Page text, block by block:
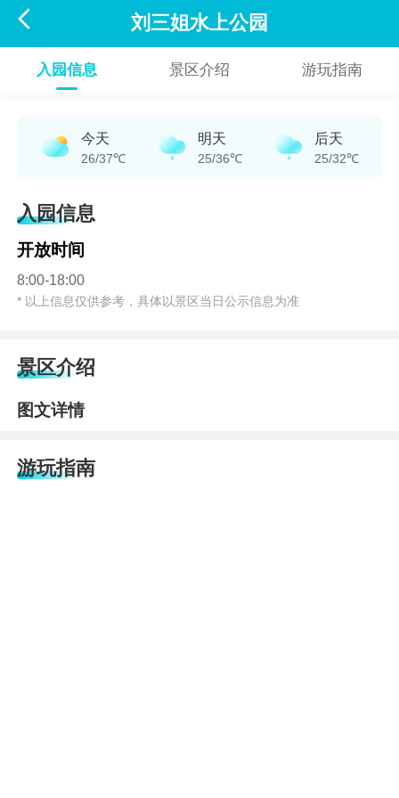
 刘三姐水上公园
入园信息 景区介绍 游玩指南
今天
26/37℃
明天
25/36℃
后天
25/32℃
入园信息
开放时间
8:00-18:00
* 以上信息仅供参考，具体以景区当日公示信息为准
景区介绍
图文详情
游玩指南